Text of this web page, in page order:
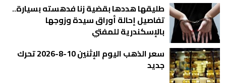
طليقها هددها بقضية زنا فدهسته بسيارة..
تفاصيل إحالة أوراق سيدة وزوجها
بالإسكندرية للمفتي
سعر الذهب اليوم الإثنين 10-8-2026 تحرك
جديد